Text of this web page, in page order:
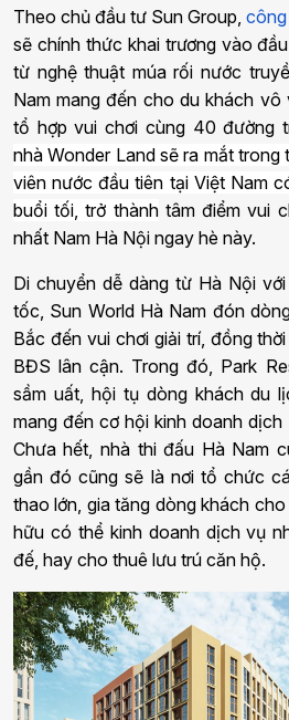
Theo chủ đầu tư Sun Group, công
sẽ chính thức khai trương vào
từ nghệ thuật múa rối nước
Nam mang đến cho du khách vô
tổ hợp vui chơi cùng 40 đường
nhà Wonder Land sẽ ra mắt
viên nước đầu tiên tại Việt Nam
buổi tối, trở thànhtâm điểm vui
nhất Nam Hà Nội ngay hè này.
Di chuyển dễ dàng từ Hà Nội
tốc, Sun World Hà Nam đón
Bắc đến vui chơi giải trí, đồng
BĐS lân cận. Trong đó, Park
sầm uất, hội tụ dòng khách du
mang đến cơ hội kinh doanh
Chưa hết, nhà thi đấu Hà Nam
gần đó cũng sẽ là nơi tổ chức
thao lớn, gia tăng dòng khách
hữu có thể kinh doanh dịch vụ
đế, hay cho thuê lưu trú căn hộ.